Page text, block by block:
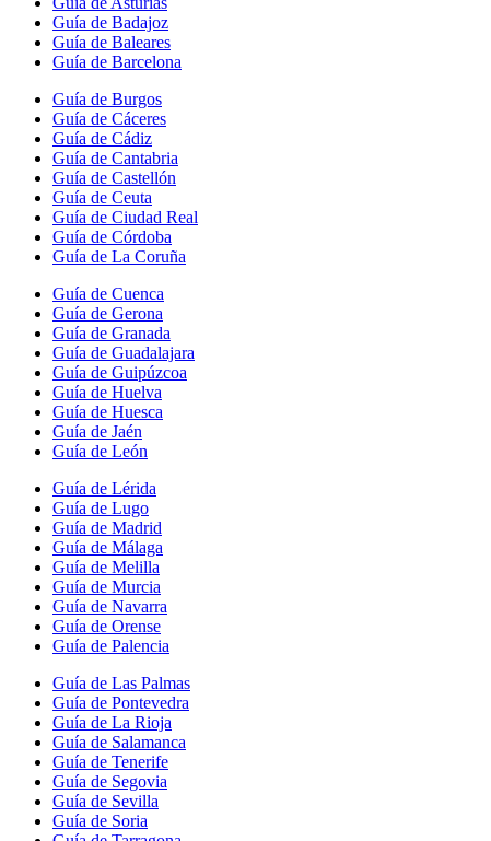
Guía de Badajoz
Guía de Baleares
Guía de Barcelona
Guía de Burgos
Guía de Cáceres
Guía de Cádiz
Guía de Cantabria
Guía de Castellón
Guía de Ceuta
Guía de Ciudad Real
Guía de Córdoba
Guía de La Coruña
Guía de Cuenca
Guía de Gerona
Guía de Granada
Guía de Guadalajara
Guía de Guipúzcoa
Guía de Huelva
Guía de Huesca
Guía de Jaén
Guía de León
Guía de Lérida
Guía de Lugo
Guía de Madrid
Guía de Málaga
Guía de Melilla
Guía de Murcia
Guía de Navarra
Guía de Orense
Guía de Palencia
Guía de Las Palmas
Guía de Pontevedra
Guía de La Rioja
Guía de Salamanca
Guía de Tenerife
Guía de Segovia
Guía de Sevilla
Guía de Soria